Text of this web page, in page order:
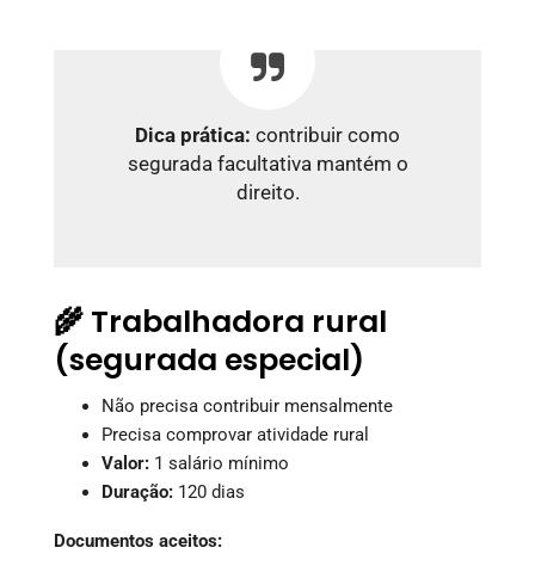
Dica prática: contribuir como
segurada facultativa mantém o
direito.
🌾 Trabalhadora rural
(segurada especial)
Não precisa contribuir mensalmente
Precisa comprovar atividade rural
Valor: 1 salário mínimo
Duração: 120 dias
Documentos aceitos: